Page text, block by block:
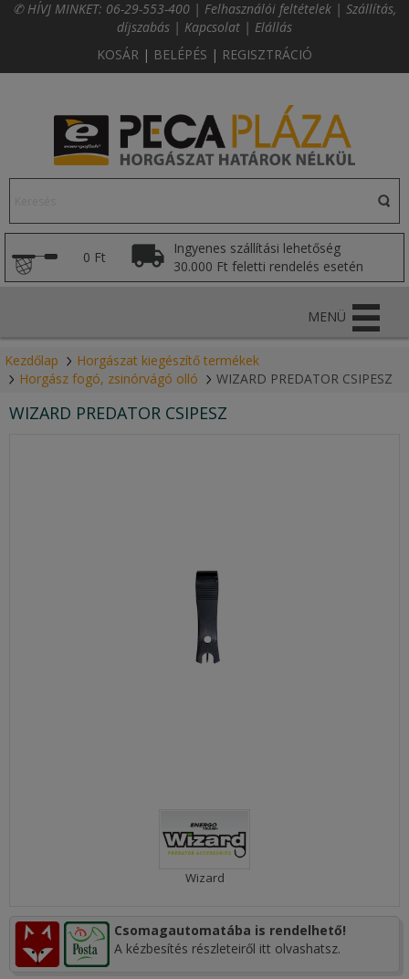
✆ HÍVJ MINKET: 06-29-553-400 | Felhasználói feltételek | Szállítás,
díjszabás | Kapcsolat | Elállás
KOSÁR | BELÉPÉS | REGISZTRÁCIÓ
0 Ft
Ingyenes szállítási lehetőség
30.000 Ft feletti rendelés esetén
MENÜ
Kezdőlap
Horgászat kiegészítő termékek
Horgász fogó, zsinórvágó olló
WIZARD PREDATOR CSIPESZ
WIZARD PREDATOR CSIPESZ
Wizard
Csomagautomatába is rendelhető!
A kézbesítés részleteiről itt olvashatsz.